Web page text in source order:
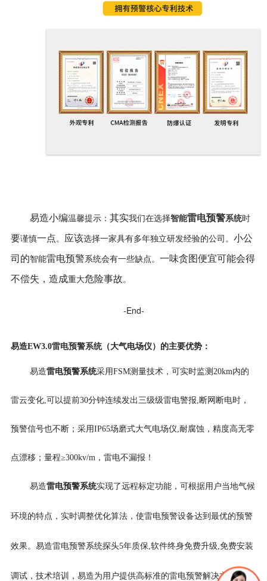
易造小编温馨提示： 其实我们在选择智能雷电预警系统时
要谨慎一点 。 应该选择一家具有多年独立研发经验的公司。 小公
司的智能雷电预警 系统会有一些缺点。 一味贪图便宜可能会得
不偿失，造成重大危险事故 。
-End-
易造EW3.0雷电预警系统（大气电场仪） 的主要优势：
易造雷电预警系统采用FSM测量技术，可实时监测20km内的
雷云变化, 可以提前30分钟连续发出三级级雷电警报, 断网断电时，
预警信号也不断； 采用IP65场磨式大气电场仪,耐腐蚀，精度高无零
点漂移；量程≥300kv/m，雷电不漏报！
易造雷电预警系统实现了远程标定功能，可根据用户当地气候
环境的特点，实时调整优化算法，使雷电预警设备达到最优的预警
效果。 易造雷电预警系统探头5年质保,软件终身免费升级,免费安装
调试，技术培训，易造为用户提供高标准的雷电预警解决方案！